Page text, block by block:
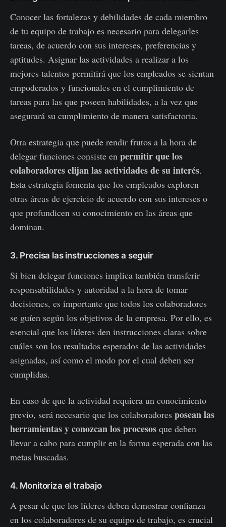
Conocer las fortalezas y debilidades de cada miembro
de tu equipo de trabajo es necesario para delegarles
tareas, de acuerdo con sus intereses, preferencias y
aptitudes. Asignar las actividades a realizar a los
mejores talentos permitirá que los empleados se sientan
empoderados y funcionales en el cumplimiento de
tareas para las que poseen habilidades, a la vez que
asegurará su cumplimiento de manera satisfactoria.
Otra estrategia que puede rendir frutos a la hora de
delegar funciones consiste en permitir que los
colaboradores elijan las actividades de su interés.
Esta estrategia fomenta que los empleados exploren
otras áreas de ejercicio de acuerdo con sus intereses o
que profundicen su conocimiento en las áreas que
dominan.
3. Precisa las instrucciones a seguir
Si bien delegar funciones implica también transferir
responsabilidades y autoridad a la hora de tomar
decisiones, es importante que todos los colaboradores
se guíen según los objetivos de la empresa. Por ello, es
esencial que los líderes den instrucciones claras sobre
cuáles son los resultados esperados de las actividades
asignadas, así como el modo por el cual deben ser
cumplidas.
En caso de que la actividad requiera un conocimiento
previo, será necesario que los colaboradores posean las
herramientas y conozcan los procesos que deben
llevar a cabo para cumplir en la forma esperada con las
metas buscadas.
4. Monitoriza el trabajo
A pesar de que los líderes deben demostrar confianza
en los colaboradores de su equipo de trabajo, es crucial